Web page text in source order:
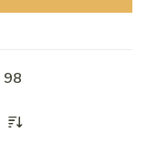
98